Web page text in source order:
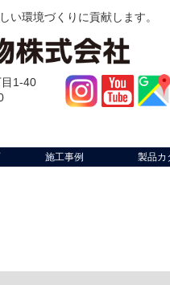
い環境づくりに貢献します。
1-40
施工事例 製品カ